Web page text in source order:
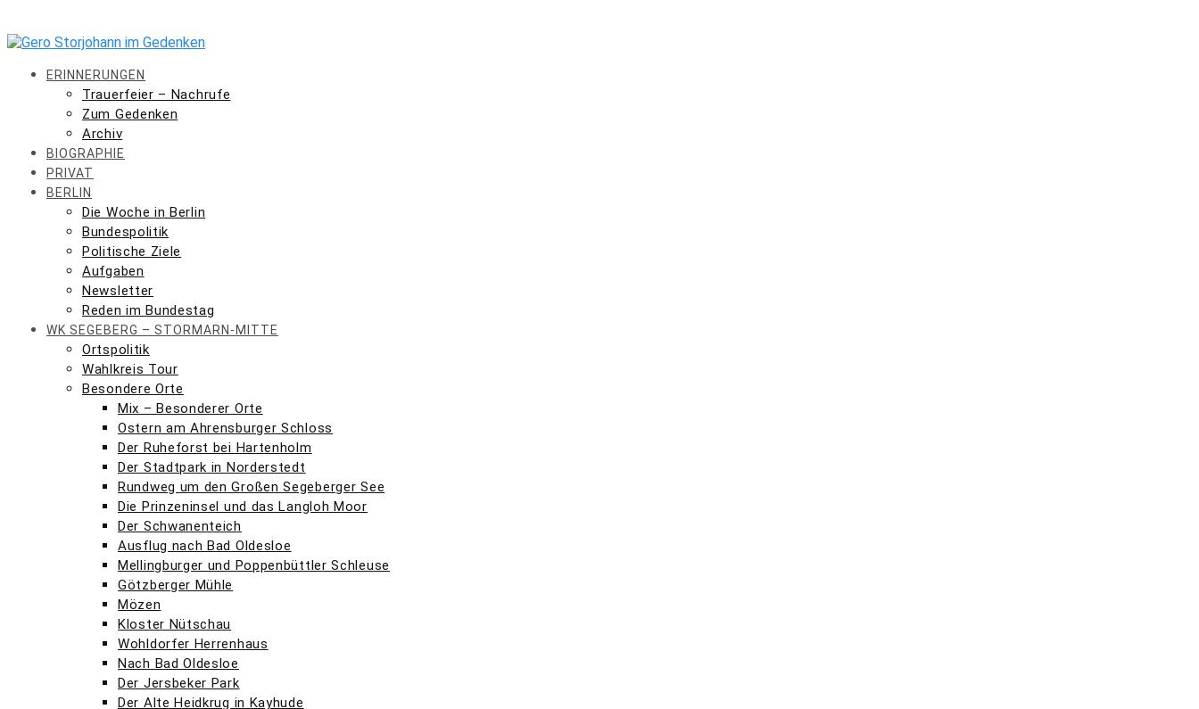
to
content
ERINNERUNGEN
Trauerfeier – Nachrufe
Zum Gedenken
Archiv
BIOGRAPHIE
PRIVAT
BERLIN
Die Woche in Berlin
Bundespolitik
Politische Ziele
Aufgaben
Newsletter
Reden im Bundestag
WK SEGEBERG – STORMARN-MITTE
Ortspolitik
Wahlkreis Tour
Besondere Orte
Mix – Besonderer Orte
Ostern am Ahrensburger Schloss
Der Ruheforst bei Hartenholm
Der Stadtpark in Norderstedt
Rundweg um den Großen Segeberger See
Die Prinzeninsel und das Langloh Moor
Der Schwanenteich
Ausflug nach Bad Oldesloe
Mellingburger und Poppenbüttler Schleuse
Götzberger Mühle
Mözen
Kloster Nütschau
Wohldorfer Herrenhaus
Nach Bad Oldesloe
Der Jersbeker Park
Der Alte Heidkrug in Kayhude